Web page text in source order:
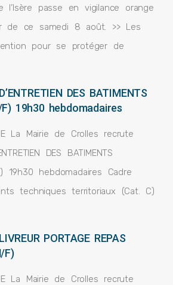
l’Isère passe en vigilance orange
de ce samedi 8 août. >> Les
pour se protéger de
DES BATIMENTS
F) 19h30 hebdomadaires
La Mairie de Crolles recrute
DES BATIMENTS
19h30 hebdomadaires Cadre
techniques territoriaux (Cat. C)
PORTAGE REPAS
F)
La Mairie de Crolles recrute